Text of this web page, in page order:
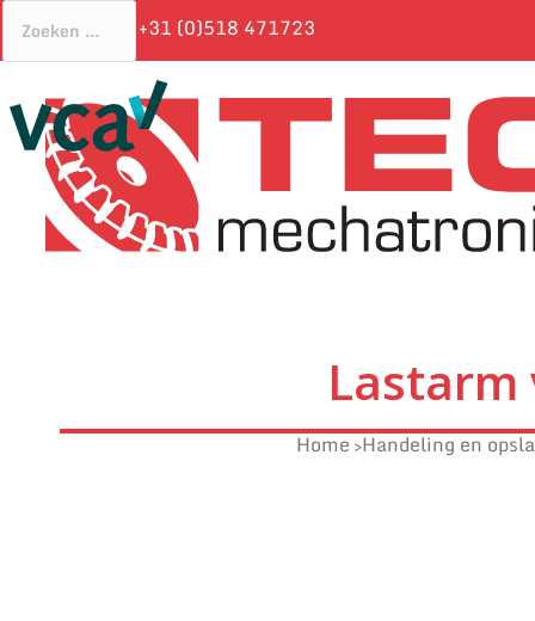
+31 (0)518 471723
Home Handeling en